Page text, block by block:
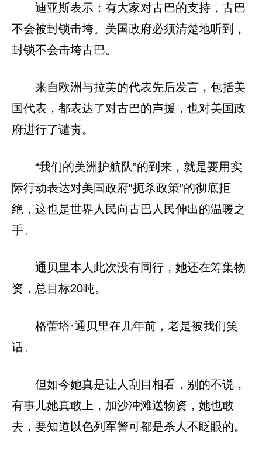
迪亚斯表示：有大家对古巴的支持，古巴
不会被封锁击垮。美国政府必须清楚地听到，
封锁不会击垮古巴。
来自欧洲与拉美的代表先后发言，包括美
国代表，都表达了对古巴的声援，也对美国政
府进行了谴责。
“我们的美洲护航队”的到来，就是要用实
际行动表达对美国政府“扼杀政策”的彻底拒
绝，这也是世界人民向古巴人民伸出的温暖之
手。
通贝里本人此次没有同行，她还在筹集物
资，总目标20吨。
格蕾塔·通贝里在几年前，老是被我们笑
话。
但如今她真是让人刮目相看，别的不说，
有事儿她真敢上，加沙冲滩送物资，她也敢
去，要知道以色列军警可都是杀人不眨眼的。